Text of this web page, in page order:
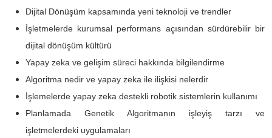
Dijital Dönüşüm kapsamında yeni teknoloji ve trendler
İşletmelerde kurumsal performans açısından sürdürebilir bir
dijital dönüşüm kültürü
Yapay zeka ve gelişim süreci hakkında bilgilendirme
Algoritma nedir ve yapay zeka ile ilişkisi nelerdir
İşlemelerde yapay zeka destekli robotik sistemlerin kullanımı
Planlamada Genetik Algoritmanın işleyiş tarzı ve
işletmelerdeki uygulamaları